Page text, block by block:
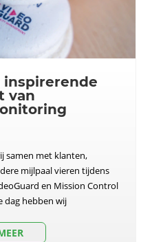
inspirerende
van
samen met klanten,
mijlpaal vieren tijdens
en Mission Control
dag hebben wij